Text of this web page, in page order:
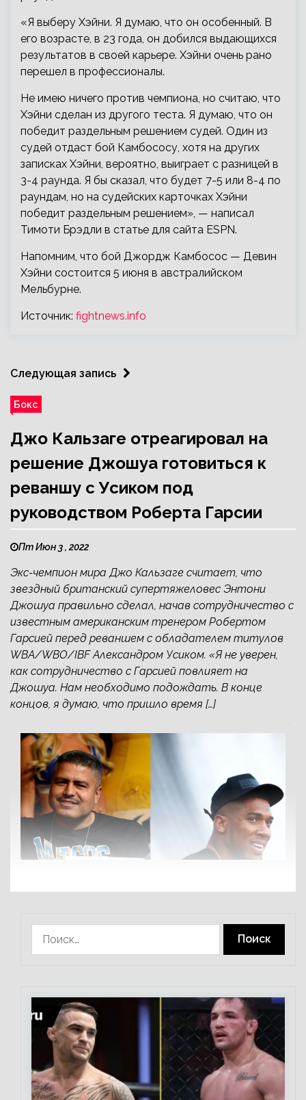
«Я выберу Хэйни. Я думаю, что он особенный. В
его возрасте, в 23 года, он добился выдающихся
результатов в своей карьере. Хэйни очень рано
перешел в профессионалы.
Не имею ничего против чемпиона, но считаю, что
Хэйни сделан из другого теста. Я думаю, что он
победит раздельным решением судей. Один из
судей отдаст бой Камбососу, хотя на других
записках Хэйни, вероятно, выиграет с разницей в
3-4 раунда. Я бы сказал, что будет 7-5 или 8-4 по
раундам, но на судейских карточках Хэйни
победит раздельным решением», — написал
Тимоти Брэдли в статье для сайта ESPN.
Напомним, что бой Джордж Камбосос — Девин
Хэйни состоится 5 июня в австралийском
Мельбурне.
Источник: fightnews.info
Следующая запись
Бокс
Джо Кальзаге отреагировал на
решение Джошуа готовиться к
реваншу с Усиком под
руководством Роберта Гарсии
Пт Июн 3 , 2022
Экс-чемпион мира Джо Кальзаге считает, что
звездный британский супертяжеловес Энтони
Джошуа правильно сделал, начав сотрудничество с
известным американским тренером Робертом
Гарсией перед реваншем с обладателем титулов
WBA/WBO/IBF Александром Усиком. «Я не уверен,
как сотрудничество с Гарсией повлияет на
Джошуа. Нам необходимо подождать. В конце
концов, я думаю, что пришло время […]